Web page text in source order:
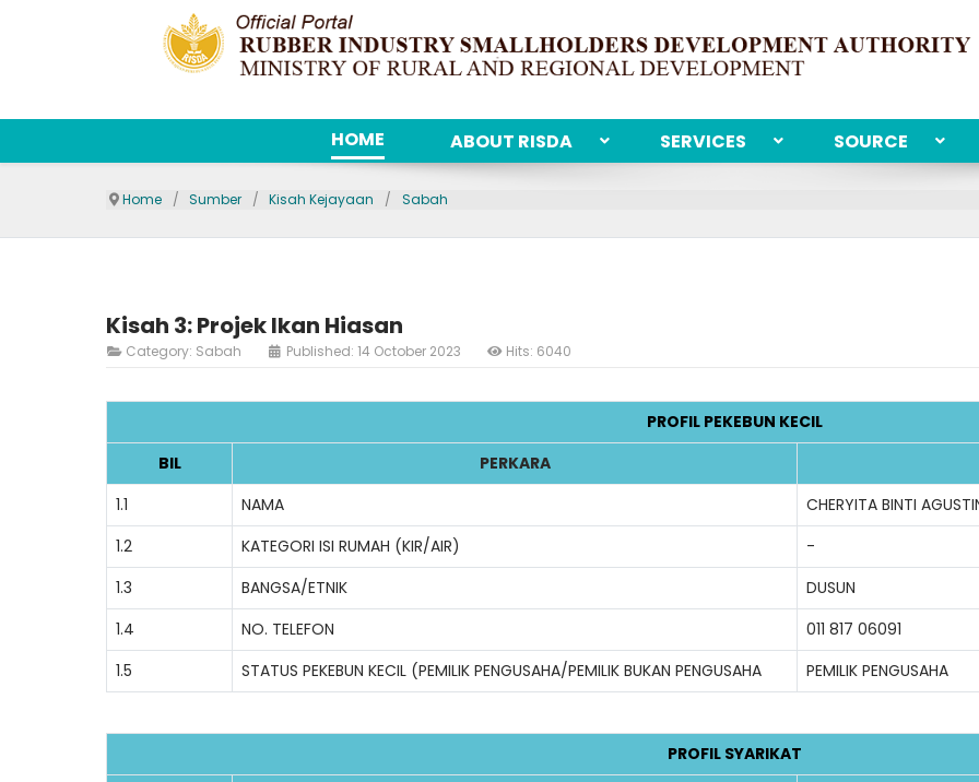
HOME ABOUT RISDA SERVICES SOURCE
Home Sumber Kisah Kejayaan Sabah
Kisah 3: Projek Ikan Hiasan
Category: Sabah Published: 14 October 2023 Hits: 6040
PROFIL PEKEBUN KECIL
BIL
PERKARA
1.1
NAMA
CHERYITA BINTI
1.2
KATEGORI ISI RUMAH (KIR/AIR)
-
1.3
BANGSA/ETNIK
DUSUN
1.4
NO. TELEFON
011 817 06091
1.5
STATUS PEKEBUN KECIL (PEMILIK PENGUSAHA/PEMILIK BUKAN PENGUSAHA PEMILIK PENGUSAHA
PROFIL SYARIKAT